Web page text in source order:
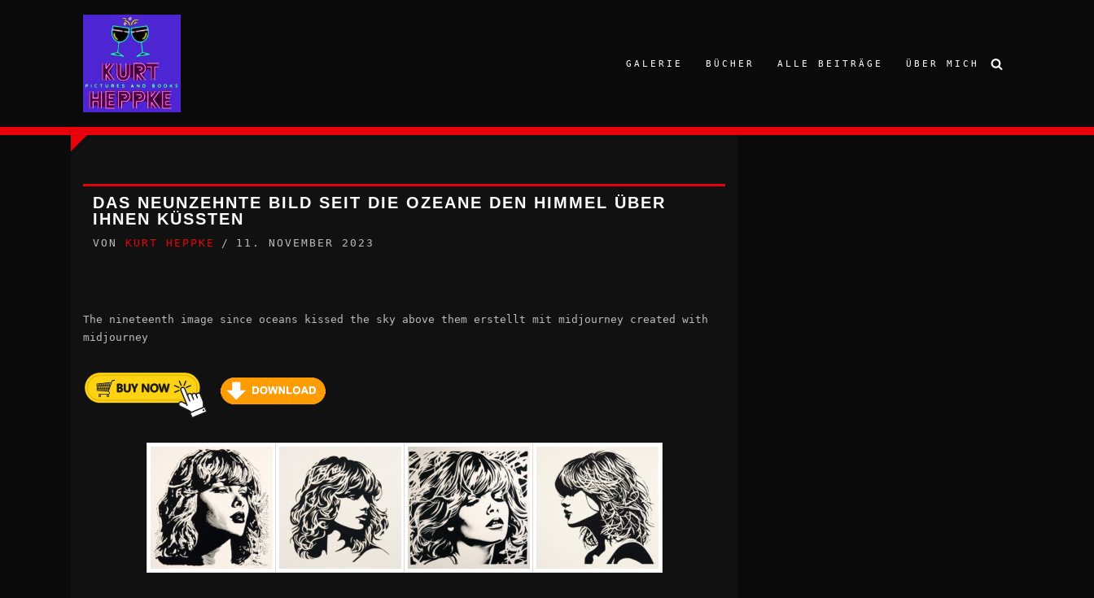
GALERIE BÜCHER ALLE BEITRÄGE ÜBER MICH
DAS NEUNZEHNTE BILD SEIT DIE OZEANE DEN HIMMEL ÜBER
IHNEN KÜSSTEN
VON KURT HEPPKE 11. NOVEMBER 2023
The nineteenth image since oceans kissed the sky above them erstellt mit midjourney created with
midjourney